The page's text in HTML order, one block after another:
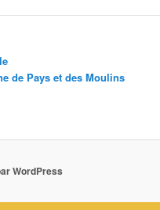
de Pays et des Moulins
WordPress